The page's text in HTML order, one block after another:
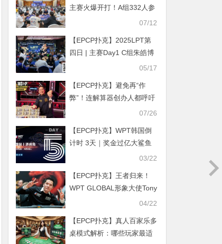
主赛火爆开打！A组332人参
赛77人晋级，陈文文30.55
07/12
【EPCP扑克】2025LPT第
四日 | 主赛Day1 C组朱皓博
49.4万记分领跑19人晋级主
附赛两冠！
05/17
【EPCP扑克】避免再“作
弊”！连解算器创办人都呼吁
WSOP颁布禁令，GG大使丹
07/26
【EPCP扑克】WPT韩国倒
计时 3天｜奖金过亿大鲨鱼
Steve O’Dwyer在济州岛等
03/22
【EPCP扑克】王者归来！
WPT GLOBAL形象大使Tony
Lin重夺GPI榜首 再启巅峰征
04/22
【EPCP扑克】真人百家乐多
桌模式解析：哪些玩家最适